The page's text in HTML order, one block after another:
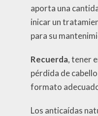
aporta una
inicar un
para su
Recuerda, tener
pérdida de
formato
Los anticaídas